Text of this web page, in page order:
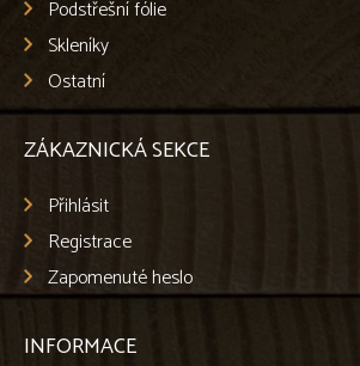
Podstřešní fólie
Skleníky
Ostatní
ZÁKAZNICKÁ SEKCE
Přihlásit
Registrace
Zapomenuté heslo
INFORMACE